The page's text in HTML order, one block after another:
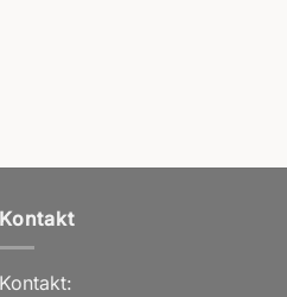
Kontakt
Kontakt: